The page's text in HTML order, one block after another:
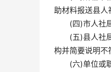
助材料报送县人
(四)市人社
(五)县人社
构并简要说明不
(六)单位或